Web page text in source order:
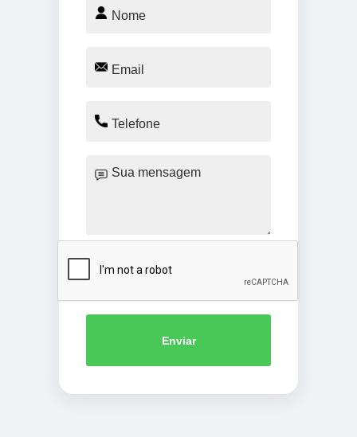
Enviar